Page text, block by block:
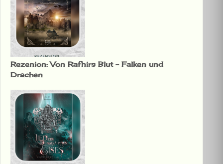
Rezenion: Von Rafnirs Blut – Falken und
Drachen